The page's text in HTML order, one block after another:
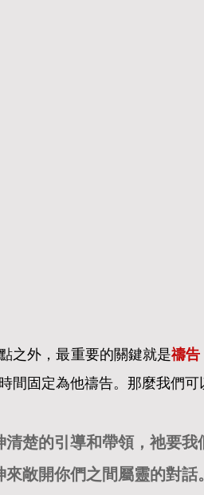
之外，最重要的關鍵就是禱告
間固定為他禱告。那麼我們
清楚的引導和帶領，祂要我
來敞開你們之間屬靈的對話